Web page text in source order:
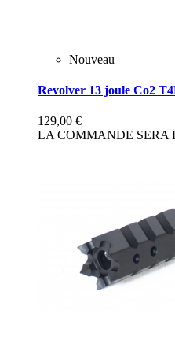
Nouveau
Revolver 13 joule Co2
129,00 €
LA COMMANDE SERA